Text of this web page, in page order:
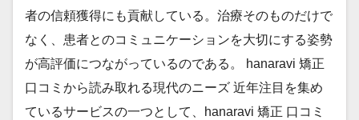
者の信頼獲得にも貢献している。治療そのものだけで
なく、患者とのコミュニケーションを大切にする姿勢
が高評価につながっているのである。 hanaravi 矯正
口コミから読み取れる現代のニーズ 近年注目を集め
ているサービスの一つとして、hanaravi 矯正 口コミ